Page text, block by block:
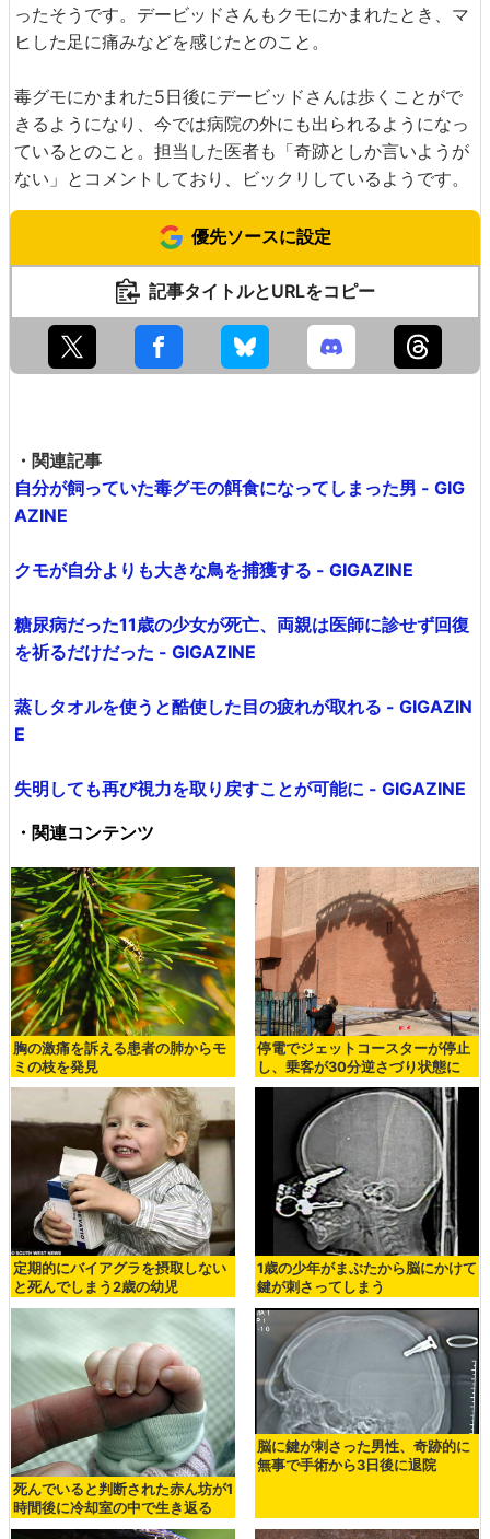
ったそうです。デービッドさんもクモにかまれたとき、マ
ヒした足に痛みなどを感じたとのこと。
毒グモにかまれた5日後にデービッドさんは歩くことがで
きるようになり、今では病院の外にも出られるようになっ
ているとのこと。担当した医者も「奇跡としか言いようが
ない」とコメントしており、ビックリしているようです。
優先ソースに設定
記事タイトルとURLをコピー
・関連記事
自分が飼っていた毒グモの餌食になってしまった男 - GIG
AZINE
クモが自分よりも大きな鳥を捕獲する - GIGAZINE
糖尿病だった11歳の少女が死亡、両親は医師に診せず回復
を祈るだけだった - GIGAZINE
蒸しタオルを使うと酷使した目の疲れが取れる - GIGAZIN
E
失明しても再び視力を取り戻すことが可能に - GIGAZINE
・関連コンテンツ
胸の激痛を訴える患者の肺からモ
ミの枝を発見
停電でジェットコースターが停止
し、乗客が30分逆さづり状態に
定期的にバイアグラを摂取しない
と死んでしまう2歳の幼児
1歳の少年がまぶたから脳にかけて
鍵が刺さってしまう
死んでいると判断された赤ん坊が1
時間後に冷却室の中で生き返る
脳に鍵が刺さった男性、奇跡的に
無事で手術から3日後に退院